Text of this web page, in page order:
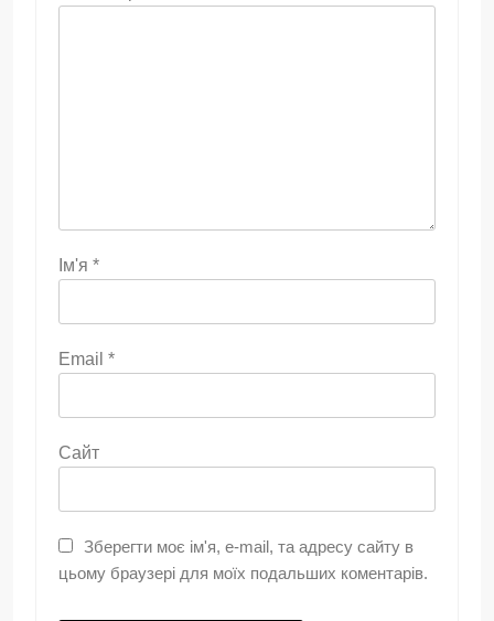
Ім'я *
Email *
Сайт
Зберегти моє ім'я, e-mail, та адресу сайту в
цьому браузері для моїх подальших коментарів.